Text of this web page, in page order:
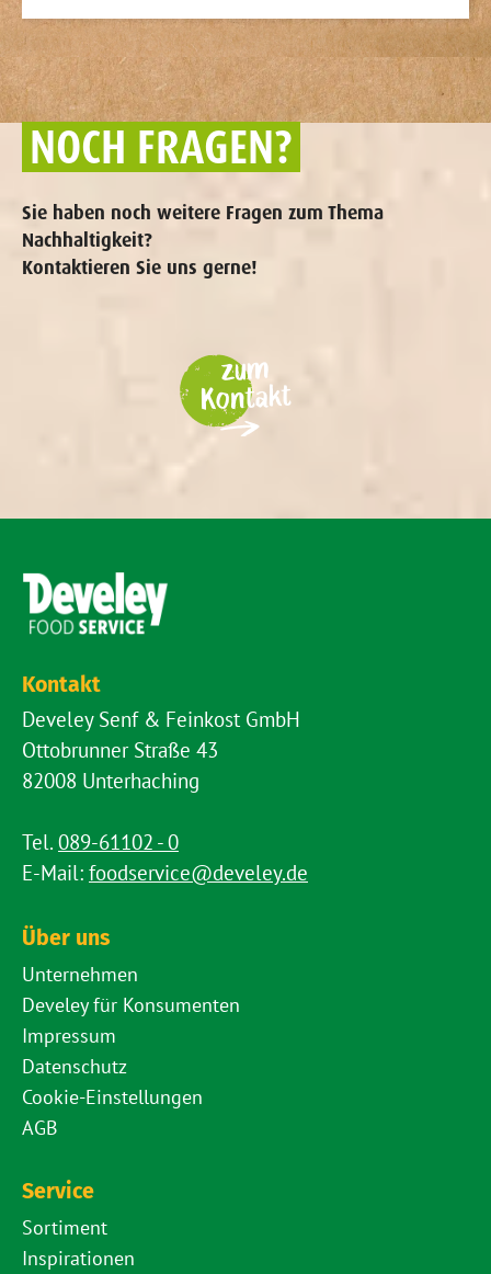
NOCH FRAGEN?
Sie haben noch weitere Fragen zum Thema
Nachhaltigkeit?
Kontaktieren Sie uns gerne!
zum
Kontakt
Kontakt
Develey Senf & Feinkost GmbH
Ottobrunner Straße 43
82008 Unterhaching
Tel. 089-61102 - 0
E-Mail: foodservice@develey.de
Über uns
Unternehmen
Develey für Konsumenten
Impressum
Datenschutz
Cookie-Einstellungen
AGB
Service
Sortiment
Inspirationen